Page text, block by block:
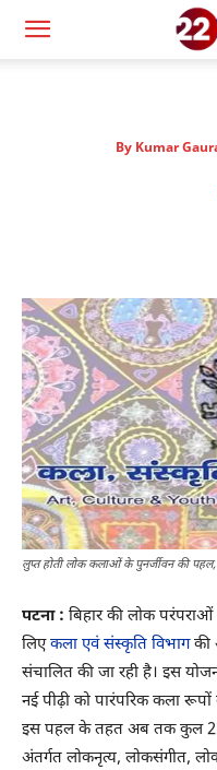
By Kumar
लुप्त होती लोक कलाओं के पुनर्जीवन की पहल,
पटना : बिहार की लोक
लिएकला एवं संस्कृति विभागकी
संचालित की जा रही है। इस
नई पीढ़ी को पारंपरिक कला रूपों
इस पहल के तहत अब तक कुल
अंतर्गत लोकनृत्य, लोकसंगीत,